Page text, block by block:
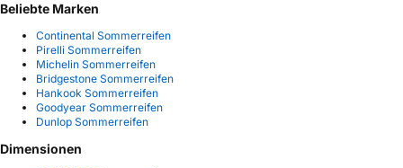
Beliebte Marken
Continental Sommerreifen
Pirelli Sommerreifen
Michelin Sommerreifen
Bridgestone Sommerreifen
Hankook Sommerreifen
Goodyear Sommerreifen
Dunlop Sommerreifen
Dimensionen